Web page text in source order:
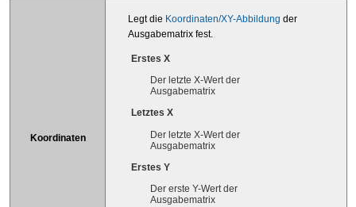
Koordinaten
Legt die Koordinaten/XY-Abbildung der
Ausgabematrix fest.
Erstes X
Der letzte X-Wert der
Ausgabematrix
Letztes X
Der letzte X-Wert der
Ausgabematrix
Erstes Y
Der erste Y-Wert der
Ausgabematrix